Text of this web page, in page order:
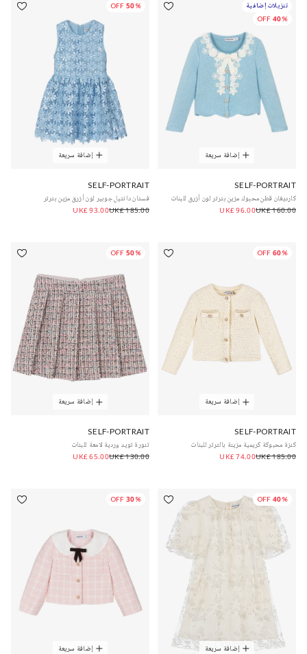
تنزيلات إضافية
40% OFF
إضافة سريعة
SELF-PORTRAIT
كارديغان قطن محبوك مزين بترتر لون أزرق للبنات
UK£ 160.00
UK£ 96.00
50% OFF
إضافة سريعة
SELF-PORTRAIT
فستان دانتيل جوبير لون أزرق مزين بترتر
UK£ 185.00
UK£ 93.00
60% OFF
إضافة سريعة
SELF-PORTRAIT
كنزة محبوكة كريمية مزينة بالترتر للبنات
UK£ 185.00
UK£ 74.00
50% OFF
إضافة سريعة
SELF-PORTRAIT
تنورة تويد وردية لامعة للبنات
UK£ 130.00
UK£ 65.00
40% OFF
إضافة سريعة
30% OFF
إضافة سريعة